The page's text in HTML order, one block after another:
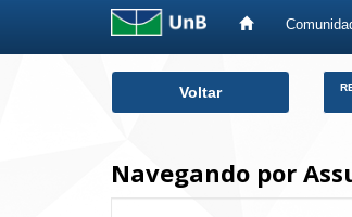
Voltar
Navegando por